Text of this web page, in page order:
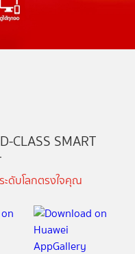
CLASS SMART
ดับโลกตรงใจคุณ